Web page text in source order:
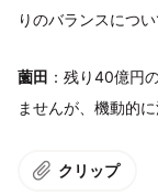
りのバランスにつ
薗田 ：残り40億円
ませんが、機動的
クリップ